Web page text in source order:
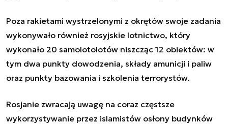
Poza rakietami wystrzelonymi z okrętów swoje zadania
wykonywało również rosyjskie lotnictwo, który
wykonało 20 samolotolotów niszcząc 12 obiektów: w
tym dwa punkty dowodzenia, składy amunicji i paliw
oraz punkty bazowania i szkolenia terrorystów.
Rosjanie zwracają uwagę na coraz częstsze
wykorzystywanie przez islamistów osłony budynków